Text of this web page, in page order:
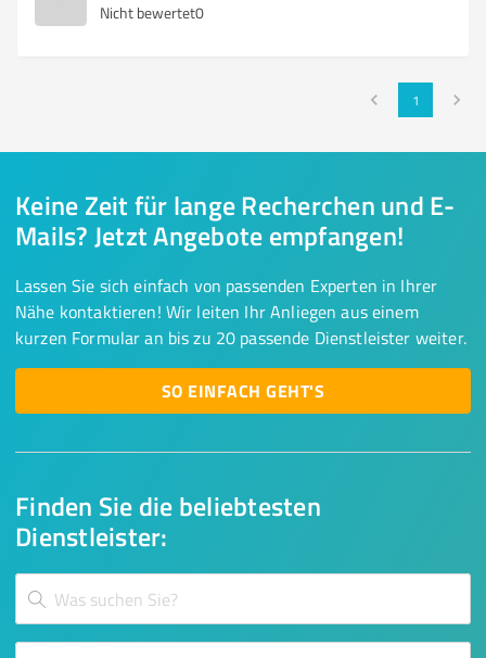
Nicht bewertet0
1
Finden Sie die beliebtesten
Dienstleister:
Keine Zeit für lange Recherchen und E-
Mails? Jetzt Angebote empfangen!
Lassen Sie sich einfach von passenden Experten in Ihrer
Nähe kontaktieren! Wir leiten Ihr Anliegen aus einem
kurzen Formular an bis zu 20 passende Dienstleister weiter.
SO EINFACH GEHT'S